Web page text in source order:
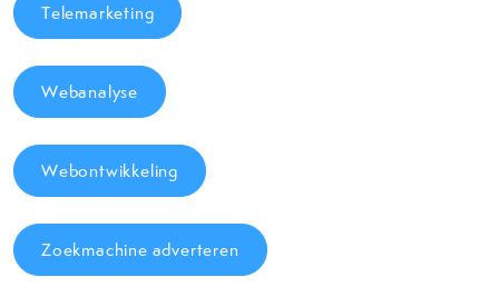
Telemarketing
Webanalyse
Webontwikkeling
Zoekmachine adverteren